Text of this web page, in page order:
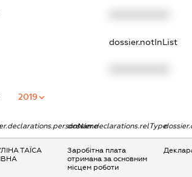
dossier.notInList
2019
dossier.declarations.relType
ТАЇСА
Заробітна плата
отримана за основним
місцем роботи